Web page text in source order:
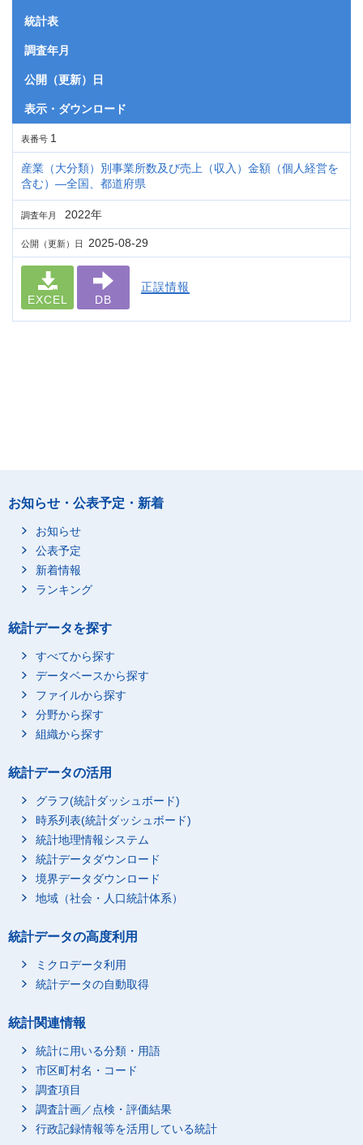
統計表
調査年月
公開（更新）日
表示・ダウンロード
表番号 1
産業（大分類）別事業所数及び売上（収入）金額（個人経営を
含む）―全国、都道府県
調査年月 2022年
公開（更新）日 2025-08-29
EXCEL DB
正誤情報
お知らせ・公表予定・新着
お知らせ
公表予定
新着情報
ランキング
統計データを探す
すべてから探す
データベースから探す
ファイルから探す
分野から探す
組織から探す
統計データの活用
グラフ(統計ダッシュボード)
時系列表(統計ダッシュボード)
統計地理情報システム
統計データダウンロード
境界データダウンロード
地域（社会・人口統計体系）
統計データの高度利用
ミクロデータ利用
統計データの自動取得
統計関連情報
統計に用いる分類・用語
市区町村名・コード
調査項目
調査計画／点検・評価結果
行政記録情報等を活用している統計